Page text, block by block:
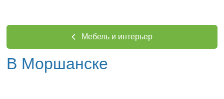
Мебель и интерьер
В Моршанске